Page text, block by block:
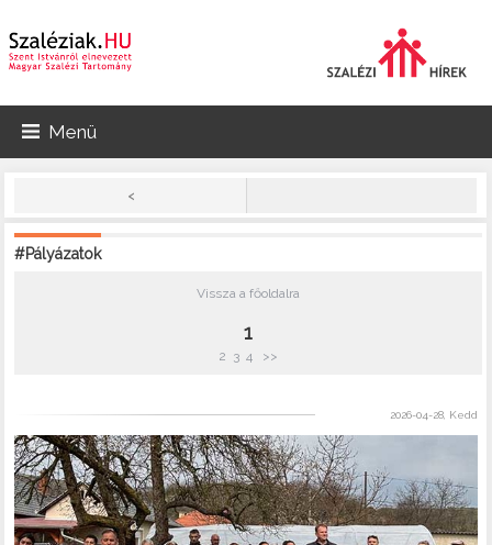
Menü
<
#Pályázatok
Vissza a főoldalra
1
2 3 4 >>
2026-04-28, Kedd